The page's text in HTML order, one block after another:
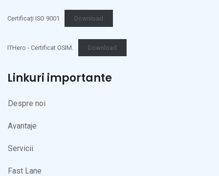
Certificați ISO 9001 Download
ITHero - Certificat OSIM. Download
Linkuri importante
Despre noi
Avantaje
Servicii
Fast Lane